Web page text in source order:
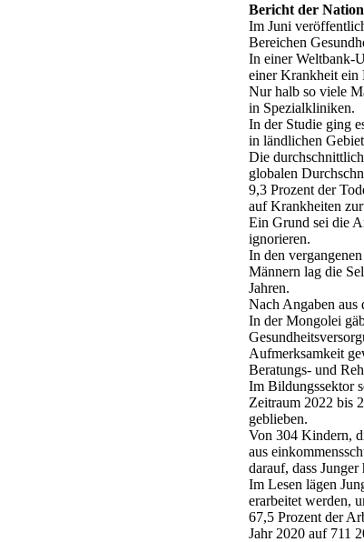
Bericht der
Im Juni
Bereichen
In einer Weltbank-
einer Krankheit ein
Nur halb so viele
in Spezialkliniken.
In der Studie ging
in ländlichen
Die
globalen
9,3 Prozent der
auf Krankheiten
Ein Grund sei die
ignorieren.
In den
Männern lag die
Jahren.
Nach Angaben aus
In der Mongolei
Aufmerksamkeit
Beratungs- und
Im Bildungssektor
Zeitraum 2022 bis
geblieben.
Von 304 Kindern,
aus
darauf, dass
Im Lesen lägen
erarbeitet werden,
67,5 Prozent der
Jahr 2020 auf 711